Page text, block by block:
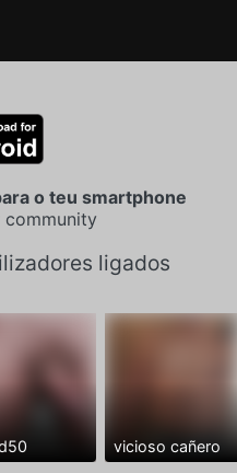
o teu smartphone
community
ligados
vicioso cañero